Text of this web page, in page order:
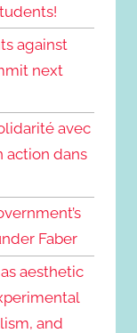
against
next
avec
action dans
Faber
aesthetic
and